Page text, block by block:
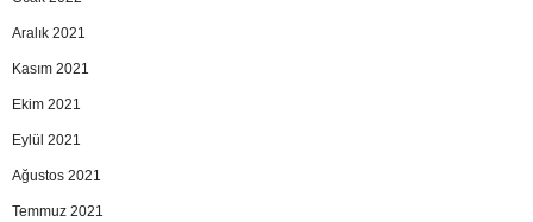
Aralık 2021
Kasım 2021
Ekim 2021
Eylül 2021
Ağustos 2021
Temmuz 2021